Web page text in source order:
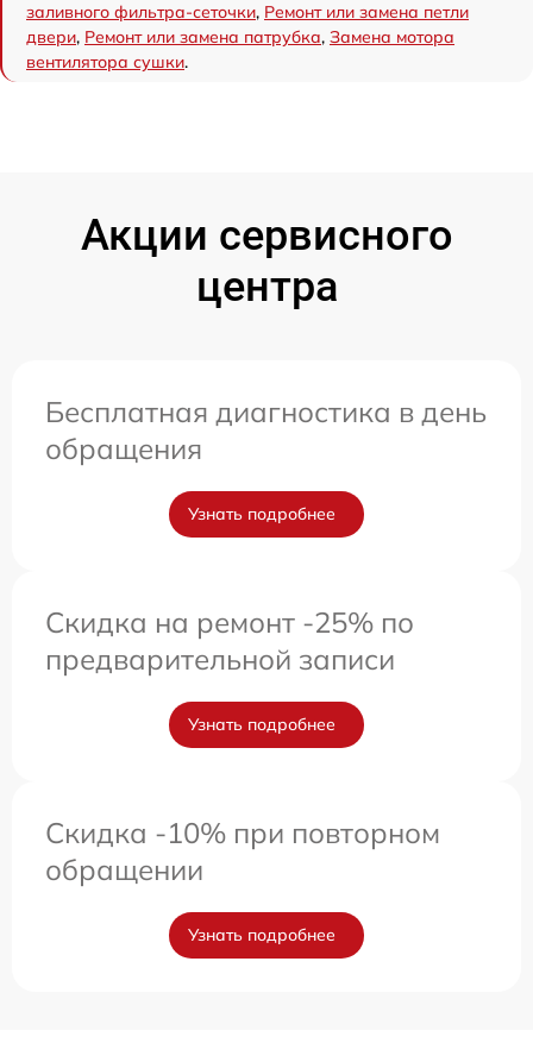
заливного фильтра-сеточки, Ремонт или замена петли
двери, Ремонт или замена патрубка, Замена мотора
вентилятора сушки.
Акции сервисного
центра
Бесплатная диагностика в день
обращения
Узнать подробнее
Скидка на ремонт -25% по
предварительной записи
Узнать подробнее
Скидка -10% при повторном
обращении
Узнать подробнее